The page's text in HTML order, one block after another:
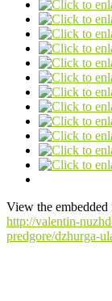
View the
http://valentin-
predgore/dzhurga-